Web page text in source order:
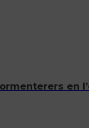
en